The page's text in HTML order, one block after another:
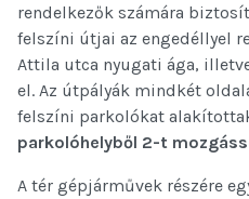
rendelkezők számára
felszíni útjai az engedéllyel
Attila utca nyugati ága,
el. Az útpályák mindkét
felszíni parkolókat
parkolóhelyből 2-t
A tér gépjárművek részére